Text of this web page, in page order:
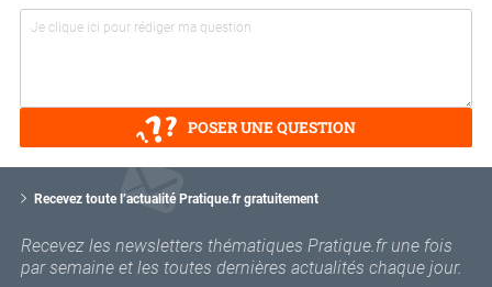
POSER UNE QUESTION
Recevez toute l’actualité Pratique.fr gratuitement
Recevez les newsletters thématiques Pratique.fr une fois
par semaine et les toutes dernières actualités chaque jour.
o
r
e
e